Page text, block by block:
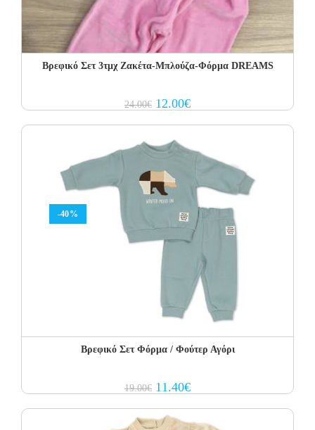
Βρεφικό Σετ 3τμχ Ζακέτα-Μπλούζα-Φόρμα DREAMS
24.00€ Original
price
12.00€Current
price
-40%
Βρεφικό Σετ Φόρμα / Φούτερ Αγόρι
19.00€ Original
price
19.00€.
11.40€Current
price